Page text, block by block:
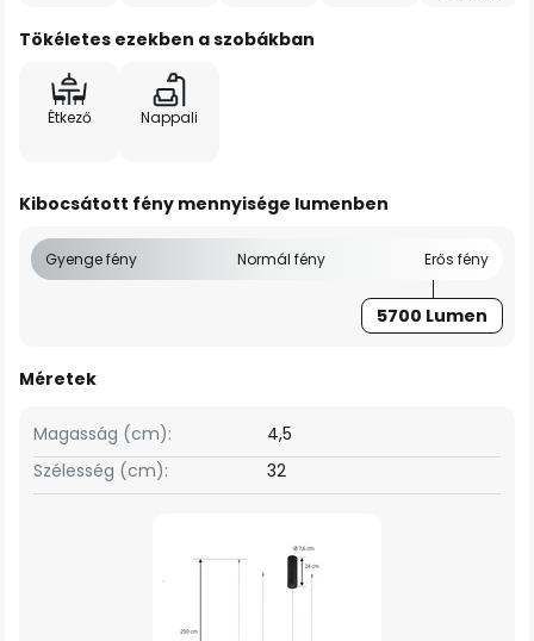
Tökéletes ezekben a szobákban
Étkező Nappali
Kibocsátott fény mennyisége lumenben
Gyenge fény Normál fény Erős fény
5700 Lumen
Méretek
Szélesség (cm): 32
Magasság (cm): 4,5